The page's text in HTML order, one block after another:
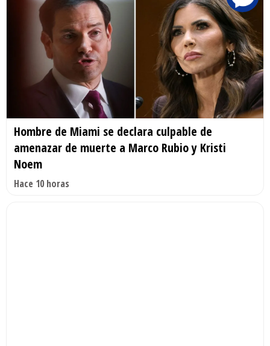
Hombre de Miami se declara culpable de
amenazar de muerte a Marco Rubio y Kristi
Noem
Hace 10 horas